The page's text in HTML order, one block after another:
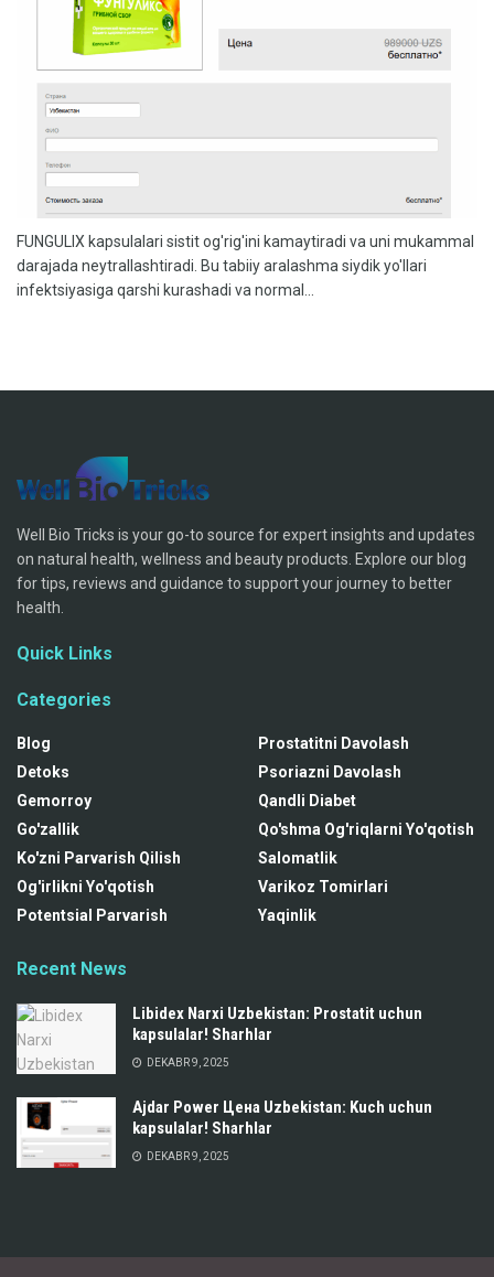
FUNGULIX kapsulalari sistit og'rig'ini kamaytiradi va uni mukammal
darajada neytrallashtiradi. Bu tabiiy aralashma siydik yo'llari
infektsiyasiga qarshi kurashadi va normal...
Well Bio Tricks is your go-to source for expert insights and updates
on natural health, wellness and beauty products. Explore our blog
for tips, reviews and guidance to support your journey to better
health.
Quick Links
Categories
Blog
Detoks
Gemorroy
Go'zallik
Ko'zni Parvarish Qilish
Og'irlikni Yo'qotish
Potentsial Parvarish
Prostatitni Davolash
Psoriazni Davolash
Qandli Diabet
Qo'shma Og'riqlarni Yo'qotish
Salomatlik
Varikoz Tomirlari
Yaqinlik
Recent News
Libidex Narxi Uzbekistan: Prostatit uchun
kapsulalar! Sharhlar
DEKABR 9, 2025
Ajdar Power Цена Uzbekistan: Kuch uchun
kapsulalar! Sharhlar
DEKABR 9, 2025